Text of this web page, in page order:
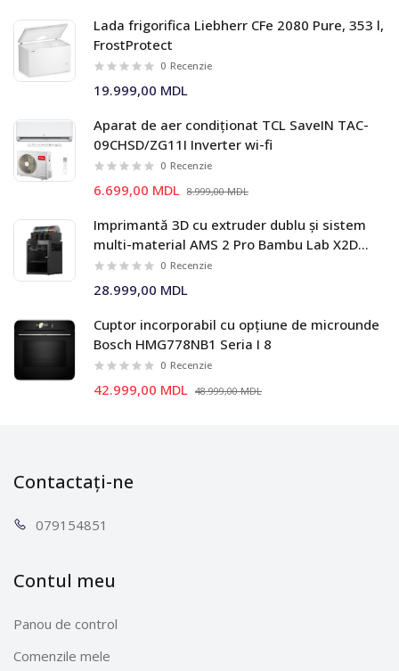
Lada frigorifica Liebherr CFe 2080 Pure, 353 l,
FrostProtect
0 Recenzie
19.999,00 MDL
Aparat de aer condiționat TCL SaveIN TAC-
09CHSD/ZG11I Inverter wi-fi
0 Recenzie
6.699,00 MDL 8.999,00 MDL
Imprimantă 3D cu extruder dublu și sistem
multi-material AMS 2 Pro Bambu Lab X2D
Combo
0 Recenzie
28.999,00 MDL
Cuptor incorporabil cu opțiune de microunde
Bosch HMG778NB1 Seria I 8
0 Recenzie
42.999,00 MDL 48.999,00 MDL
Contactați-ne
0791 54851
Contul meu
Panou de control
Comenzile mele